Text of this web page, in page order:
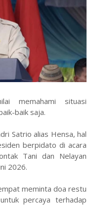
memahami situasi
baik saja.
Satrio alias Hensa, hal
berpidato di acara
Tani dan Nelayan
2026.
meminta doa restu
percaya terhadap